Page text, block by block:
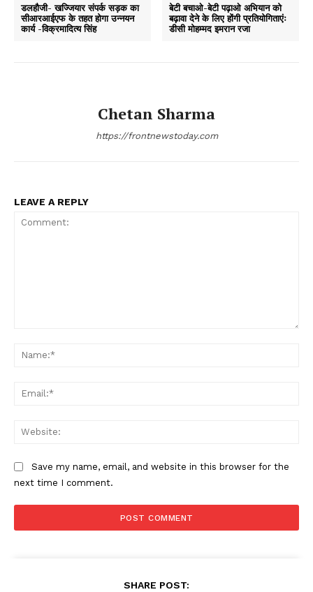
डलहौजी- खज्जियार संपर्क सड़क का
सीआरआईएफ के तहत होगा उन्नयन
कार्य -विक्रमादित्य सिंह
बेटी बचाओ-बेटी पढ़ाओ अभियान को
बढ़ावा देने के लिए होंगी प्रतियोगिताएंः
डीसी मोहम्मद इमरान रजा
Chetan Sharma
https://frontnewstoday.com
LEAVE A REPLY
Save my name, email, and website in this browser for the
next time I comment.
SHARE POST: